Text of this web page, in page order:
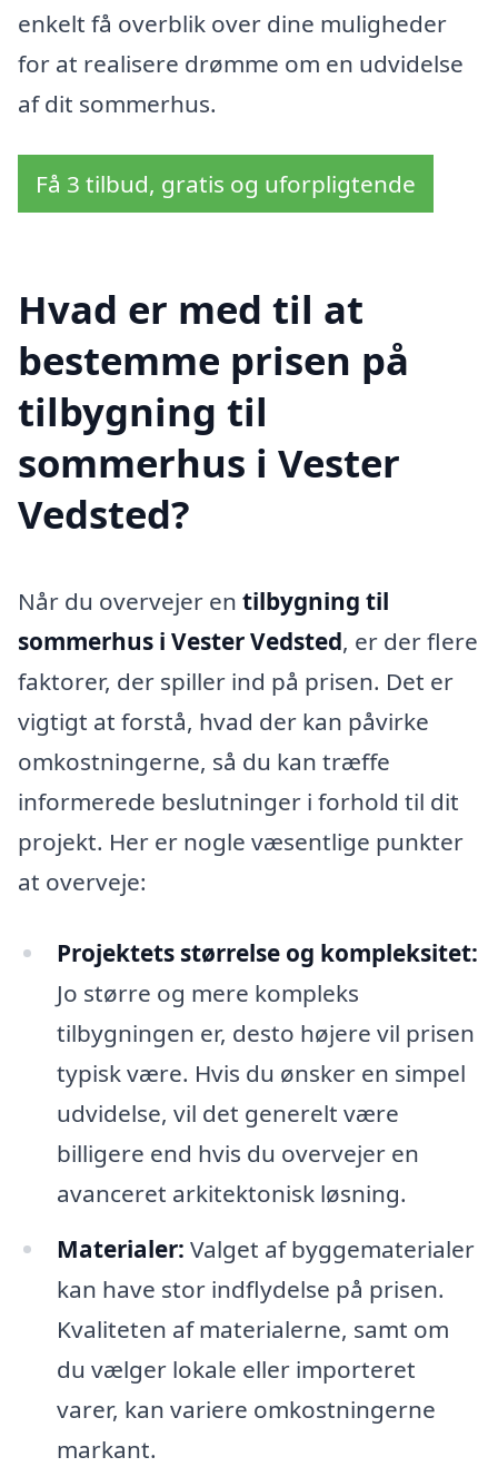
enkelt få overblik over dine muligheder
for at realisere drømme om en udvidelse
af dit sommerhus.
Få 3 tilbud, gratis og uforpligtende
Hvad er med til at
bestemme prisen på
tilbygning til
sommerhus i Vester
Vedsted?
Når du overvejer en tilbygning til
sommerhus i Vester Vedsted, er der flere
faktorer, der spiller ind på prisen. Det er
vigtigt at forstå, hvad der kan påvirke
omkostningerne, så du kan træffe
informerede beslutninger i forhold til dit
projekt. Her er nogle væsentlige punkter
at overveje:
Projektets størrelse og kompleksitet:
Jo større og mere kompleks
tilbygningen er, desto højere vil prisen
typisk være. Hvis du ønsker en simpel
udvidelse, vil det generelt være
billigere end hvis du overvejer en
avanceret arkitektonisk løsning.
Materialer: Valget af byggematerialer
kan have stor indflydelse på prisen.
Kvaliteten af materialerne, samt om
du vælger lokale eller importeret
varer, kan variere omkostningerne
markant.